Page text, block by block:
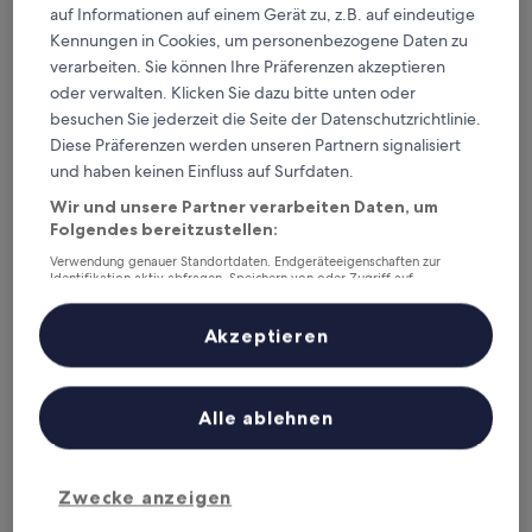
Hotel Resol Gifu
Hotel Resol Gifu
3.5-
Sterne-
Unterkunft
7,6 km von Bahnhof Minami-Juku entfernt
8.6
von
10,
Hervorragend,
(914
Bewertungen)
8,6/10 Hervorragend (914 Bewertungen)
Der
36 €
Hotel Endear Gifu
Hotel Endear Gifu
Hotel Endear Gifu
auf Informationen auf einem Gerät zu, z.B. auf eindeutige
Kennungen in Cookies, um personenbezogene Daten zu
verarbeiten. Sie können Ihre Präferenzen akzeptieren
oder verwalten. Klicken Sie dazu bitte unten oder
besuchen Sie jederzeit die Seite der Datenschutzrichtlinie.
Diese Präferenzen werden unseren Partnern signalisiert
und haben keinen Einfluss auf Surfdaten.
Wir und unsere Partner verarbeiten Daten, um
Folgendes bereitzustellen:
Verwendung genauer Standortdaten. Endgeräteeigenschaften zur
Identifikation aktiv abfragen. Speichern von oder Zugriff auf
Inhalte, Messung von Werbeleistung und der Performance von Inhalten,
Zielgruppenforschung sowie Entwicklung und Verbesserung von
Liste der Partner (Lieferanten)
Zwecke anzeigen
Alle ablehnen
Akzeptieren